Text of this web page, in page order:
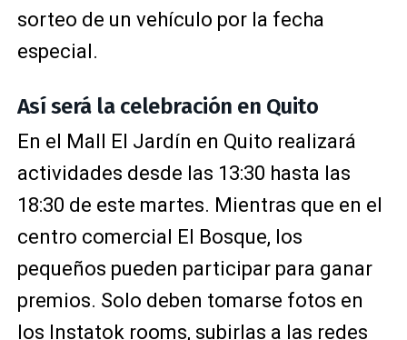
sorteo de un vehículo por la fecha
especial.
Así será la celebración en Quito
En el Mall El Jardín en Quito realizará
actividades desde las 13:30 hasta las
18:30 de este martes. Mientras que en el
centro comercial El Bosque, los
pequeños pueden participar para ganar
premios. Solo deben tomarse fotos en
los Instatok rooms, subirlas a las redes